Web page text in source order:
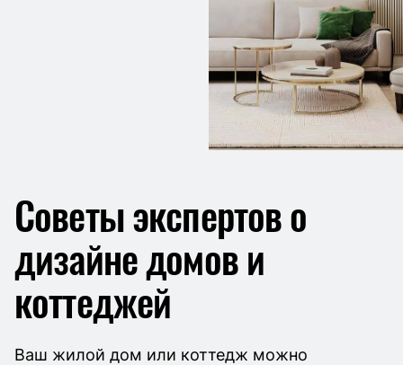
Советы экспертов о
дизайне домов и
коттеджей
Ваш жилой дом или коттедж можно